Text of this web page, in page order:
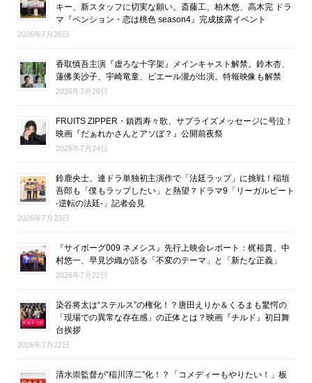
キー、新スタッフに切実な願い。斎藤工、柏木悠、高木完 ドラ
マ『ペンション・恋は桃色 season4』完成披露イベント
2026年7月26日
香取慎吾主演『虚ろな十字架』メインキャスト解禁。鈴木杏、
蓮佛美沙子、宇崎竜童、ピエール瀧が出演。特報映像も解禁
2026年7月26日
FRUITS ZIPPER・鎮西寿々歌、サプライズメッセージに号泣！
映画『だぁれかさんとアソぼ？』公開前夜祭
2026年7月24日
鈴鹿央士、連ドラ単独初主演作で「法廷ラップ」に挑戦！稲垣
吾郎も「僕もラップしたい」と熱望？ドラマ9「リーガルビート
-逆転の法廷-」記者会見
2026年7月23日
『サイボーグ009 ネメシス』先行上映会レポート：梶裕貴、中
村悠一、早見沙織が語る「不変のテーマ」と「新たな正義」
2026年7月22日
染谷将太は“ステルス”の権化！？唐田えりか＆くるまも驚愕の
「現場での異常な存在感」の正体とは？映画『チルド』初日舞
台挨拶
2026年7月22日
清水崇監督が“稲川淳二”化！？「コメディーもやりたい！」板